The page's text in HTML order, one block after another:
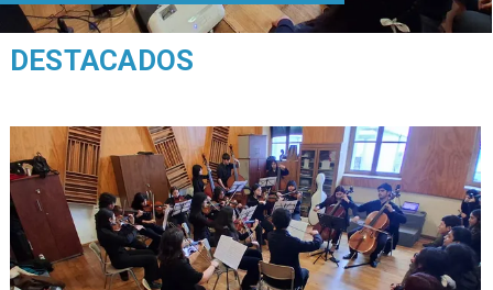
DESTACADOS